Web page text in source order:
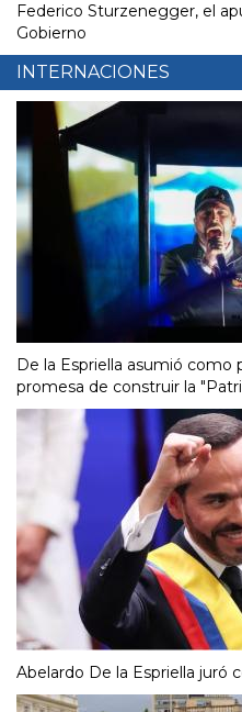
Federico Sturzenegger, el
Gobierno
INTERNACIONES
De la Espriella asumió
promesa de construir la
Abelardo De la Espriella juró